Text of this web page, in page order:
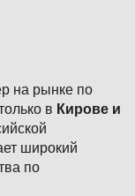
на рынке по
в Кирове и
широкий
по